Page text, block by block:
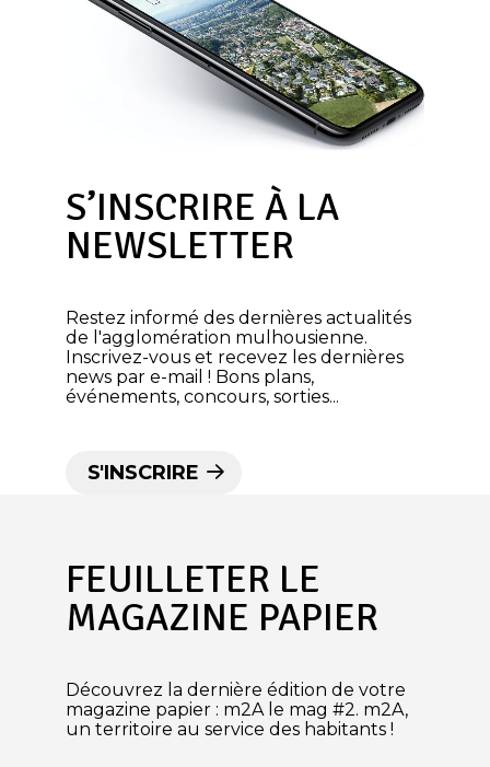
S’INSCRIRE À LA
NEWSLETTER
Restez informé des dernières actualités
de l'agglomération mulhousienne.
Inscrivez-vous et recevez les dernières
news par e-mail ! Bons plans,
événements, concours, sorties...
S'INSCRIRE
FEUILLETER LE
MAGAZINE PAPIER
Découvrez la dernière édition de votre
magazine papier : m2A le mag #2. m2A,
un territoire au service des habitants !